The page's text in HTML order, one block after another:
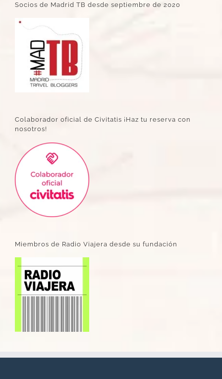
Socios de Madrid TB desde septiembre de 2020
Colaborador oficial de Civitatis ¡Haz tu reserva con
nosotros!
Miembros de Radio Viajera desde su fundación